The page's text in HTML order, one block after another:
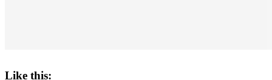
Like this: